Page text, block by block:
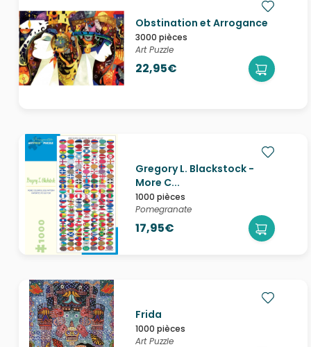
Obstination et Arrogance
3000 pièces
Art Puzzle
22,95€
Gregory L. Blackstock -
More C...
1000 pièces
Pomegranate
17,95€
Frida
1000 pièces
Art Puzzle